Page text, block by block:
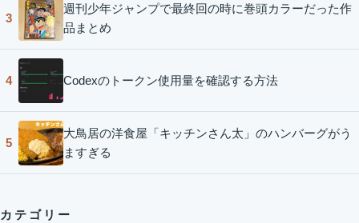
3
週刊少年ジャンプで最終回の時に巻頭カラーだった作
品まとめ
4 Codexのトークン使用量を確認する方法
5
大鳥居の洋食屋「キッチンさん太」のハンバーグがう
ますぎる
カテゴリー